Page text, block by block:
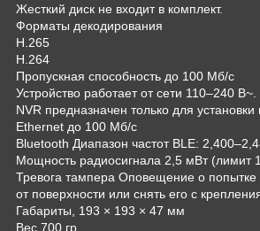
Жесткий диск не входит в комплект.
Форматы декодирования
H.265
H.264
Пропускная способность до 100 Мб/с
Устройство работает от сети 110–240 В~.
NVR предназначен только для
Ethernet до 100 Мб/с
Bluetooth Диапазон частот BLE:
Мощность радиосигнала 2,5 мВт (лимит
Тревога тампера Оповещение о попытке
от поверхности или снять его с
Габариты, 193 × 193 × 47 мм
Вес 700 гр